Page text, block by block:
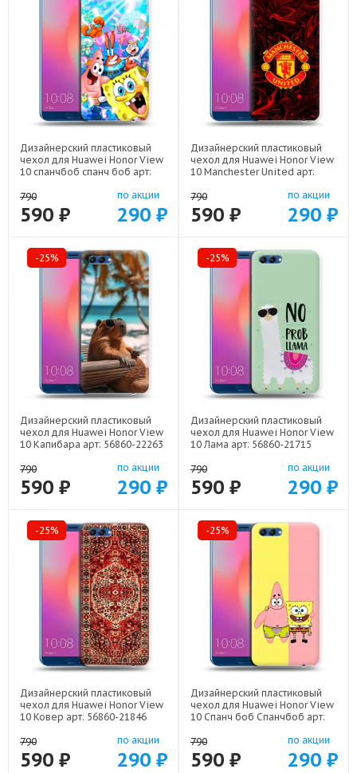
Дизайнерский пластиковый
чехол для Huawei Honor View
10 спанчбоб спанч боб арт:
790
590 ₽
по акции
290 ₽
Дизайнерский пластиковый
чехол для Huawei Honor View
10 Manchester United арт:
790
590 ₽
по акции
290 ₽
-25%
Дизайнерский пластиковый
чехол для Huawei Honor View
10 Капибара арт: 56860-22263
790
590 ₽
по акции
290 ₽
-25%
Дизайнерский пластиковый
чехол для Huawei Honor View
10 Лама арт: 56860-21715
790
590 ₽
по акции
290 ₽
-25%
Дизайнерский пластиковый
чехол для Huawei Honor View
10 Ковер арт: 56860-21846
790
590 ₽
по акции
290 ₽
-25%
Дизайнерский пластиковый
чехол для Huawei Honor View
10 Спанч боб Спанчбоб арт:
790
590 ₽
по акции
290 ₽